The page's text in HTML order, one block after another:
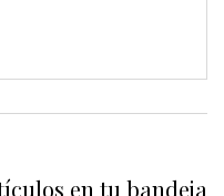
en tu bandeja